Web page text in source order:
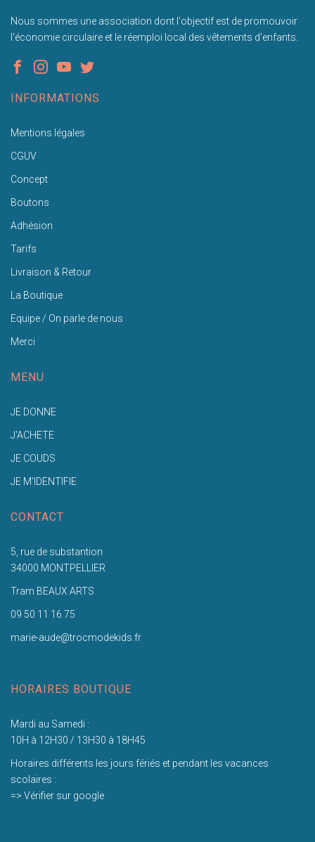
Nous sommes une association dont l'objectif est de promouvoir
l'économie circulaire et le réemploi local des vêtements d'enfants.
INFORMATIONS
Mentions légales
CGUV
Concept
Boutons
Adhésion
Tarifs
Livraison & Retour
La Boutique
Equipe / On parle de nous
Merci
MENU
JE DONNE
J'ACHETE
JE COUDS
JE M'IDENTIFIE
CONTACT
5, rue de substantion
34000 MONTPELLIER
Tram BEAUX ARTS
09 50 11 16 75
marie-aude@trocmodekids.fr
HORAIRES BOUTIQUE
Mardi au Samedi :
10H à 12H30 / 13H30 à 18H45
Horaires différents les jours fériés et pendant les vacances
scolaires :
=> Vérifier sur google